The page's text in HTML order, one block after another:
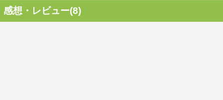
感想・レビュー(8)